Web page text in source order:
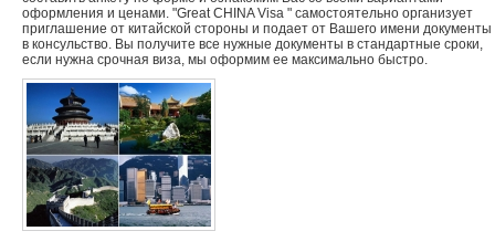
оформления и ценами. "Great CHINA Visa " самостоятельно организует
приглашение от китайской стороны и подает от Вашего имени документы
в консульство. Вы получите все нужные документы в стандартные сроки,
если нужна срочная виза, мы оформим ее максимально быстро.